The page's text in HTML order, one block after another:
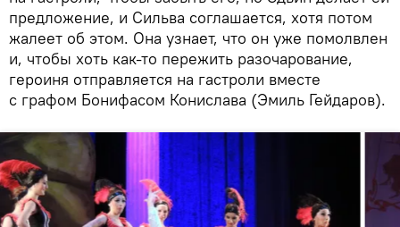
предложение, и Сильва соглашается, хотя потом
жалеет об этом. Она узнает, что он уже помолвлен
и, чтобы хоть как-то пережить разочарование,
героиня отправляется на гастроли вместе
с графом Бонифасом Конислава (Эмиль Гейдаров).